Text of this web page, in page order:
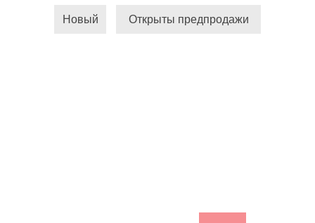
Новый Открыты предпродажи